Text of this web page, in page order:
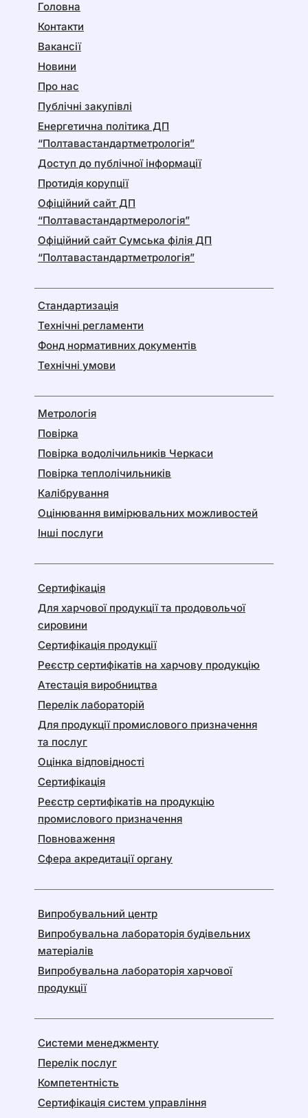
Головна
Контакти
Вакансії
Новини
Про нас
Публічні закупівлі
Енергетична політика ДП
“Полтавастандартметрологія”
Доступ до публічної інформації
Протидія корупції
Офіційний сайт ДП
“Полтавастандартмерологія”
Офіційний сайт Сумська філія ДП
“Полтавастандартметрологія”
Стандартизація
Технічні регламенти
Фонд нормативних документів
Технічні умови
Метрологія
Повірка
Повірка водолічильників Черкаси
Повірка теплолічильників
Калібрування
Оцінювання вимірювальних можливостей
Інші послуги
Сертифікація
Для харчової продукції та продовольчої
сировини
Сертифікація продукції
Реєстр сертифікатів на харчову продукцію
Атестація виробництва
Перелік лабораторій
Для продукції промислового призначення
та послуг
Оцінка відповідності
Сертифікація
Реєстр сертифікатів на продукцію
промислового призначення
Повноваження
Сфера акредитації органу
Випробувальний центр
Випробувальна лабораторія будівельних
матеріалів
Випробувальна лабораторія харчової
продукції
Системи менеджменту
Перелік послуг
Компетентність
Сертифікація систем управління